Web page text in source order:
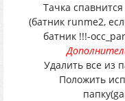
Тачка
(батник runme2,
батник !!!-
Удалить все из
Положить